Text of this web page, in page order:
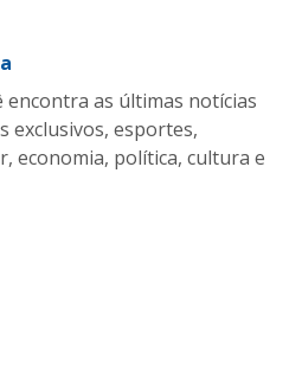
encontra as últimas notícias
exclusivos, esportes,
economia, política, cultura e